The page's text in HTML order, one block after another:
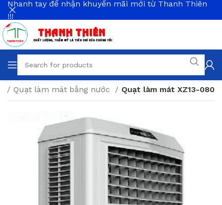
Quạt làm mát bằng nước Quạt làm mát XZ13-080
Nhanh tay để nhận khuyến mãi mới từ Thanh Thiên
!!!